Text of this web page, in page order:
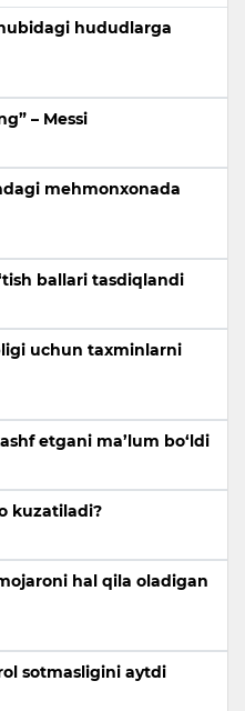
hududlarga
– Messi
mehmonxonada
ballari tasdiqlandi
uchun taxminlarni
etgani ma’lum bo‘ldi
kuzatiladi?
hal qila oladigan
sotmasligini aytdi